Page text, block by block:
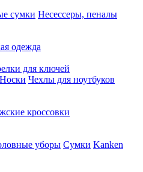
сумки Несессеры, пеналы
одежда
для ключей
Носки Чехлы для ноутбуков
кроссовки
уборы Сумки Kanken